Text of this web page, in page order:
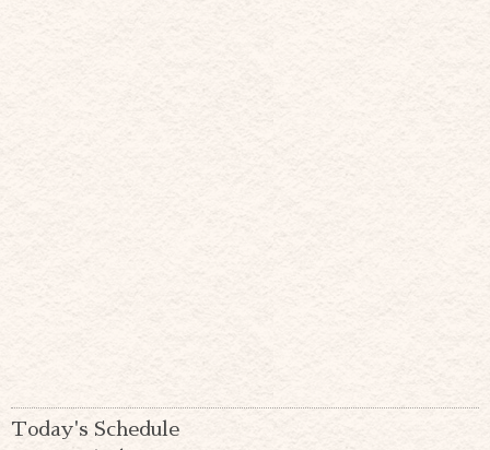
Today's Schedule